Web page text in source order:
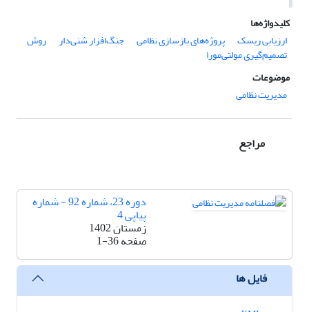
کلیدواژه‌ها
ارزیابی ریسک
پروژه‌های بازسازی نظامی جنگ‌افزار شنی‌دار روش
تصمیم‌گیری مولتی‌مورا
موضوعات
مدیریت نظامی
مراجع
دوره 23، شماره 92 - شماره
پیاپی 4
زمستان 1402
صفحه1-36
فایل ها